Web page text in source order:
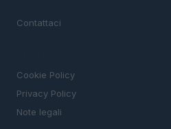
Contattaci
Cookie Policy
Privacy Policy
Note legali